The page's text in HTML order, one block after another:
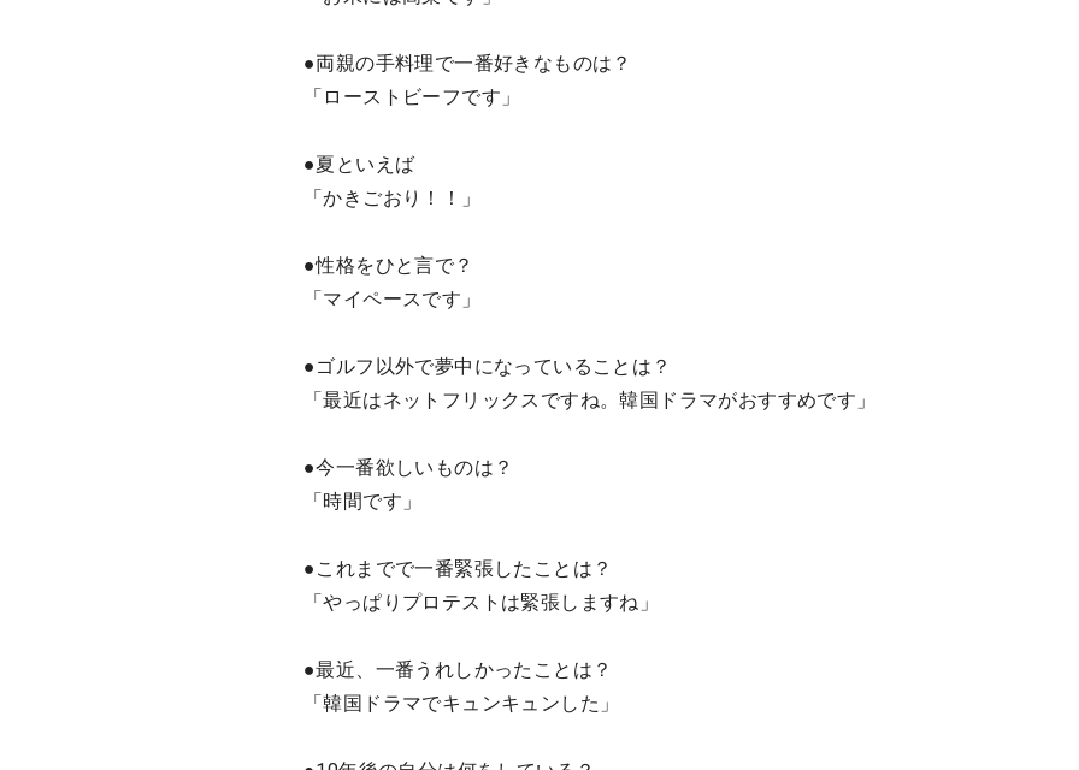
●両親の手料理で一番好きなものは？
「ローストビーフです」
●夏といえば
「かきごおり！！」
●性格をひと言で？
「マイペースです」
●ゴルフ以外で夢中になっていることは？
「最近はネットフリックスですね。韓国ドラマがおすすめです」
●今一番欲しいものは？
「時間です」
●これまでで一番緊張したことは？
「やっぱりプロテストは緊張しますね」
●最近、一番うれしかったことは？
「韓国ドラマでキュンキュンした」